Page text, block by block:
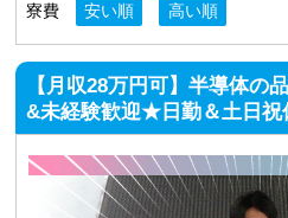
寮費
安い順 高い順
【月収28万円可】半導体
&未経験歓迎★日勤＆土日祝